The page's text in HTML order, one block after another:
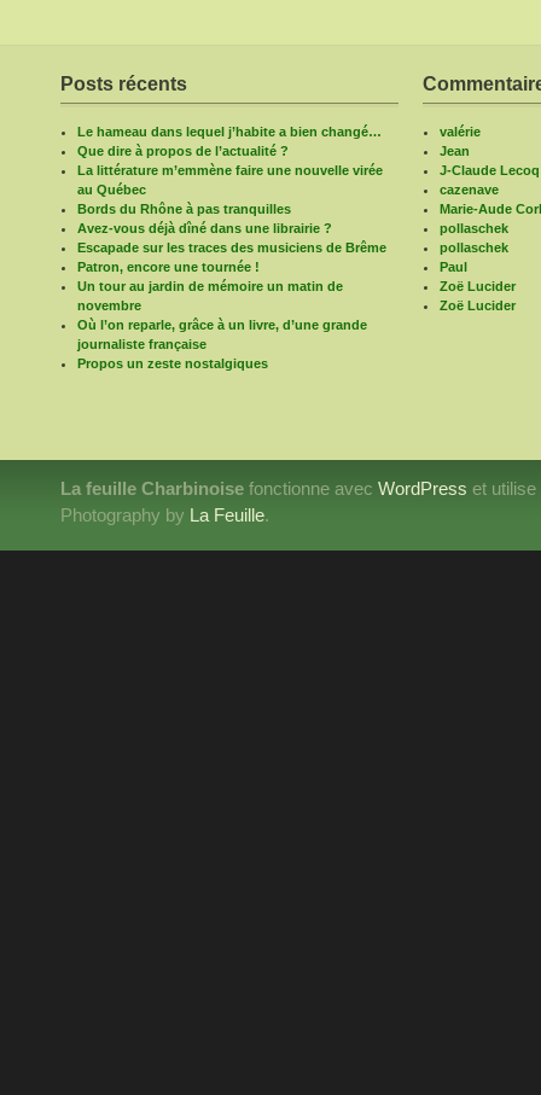
Posts récents
Le hameau dans lequel j’habite a bien changé…
Que dire à propos de l’actualité ?
La littérature m’emmène faire une nouvelle virée
au Québec
Bords du Rhône à pas tranquilles
Avez-vous déjà dîné dans une librairie ?
Escapade sur les traces des musiciens de Brême
Patron, encore une tournée !
Un tour au jardin de mémoire un matin de
novembre
Où l’on reparle, grâce à un livre, d’une grande
journaliste française
Propos un zeste nostalgiques
valérie
Jean
J-Claude Lecoq
cazenave
Marie-Aude
pollaschek
pollaschek
Paul
Zoë Lucider
Zoë Lucider
La feuille Charbinoise fonctionne avec WordPress et
Photography by La Feuille.